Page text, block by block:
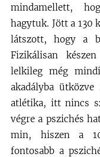
mindamellett,
hagytuk. Jött a
látszott, hogy a
Fizikálisan
lelkileg még
akadályba
atlétika, itt nincs
végre a pszichés
min, hiszen a
fontosabb a